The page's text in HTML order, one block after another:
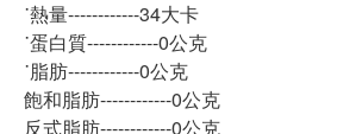
˙熱量------------34大卡
˙蛋白質------------0公克
˙脂肪------------0公克
飽和脂肪------------0公克
反式脂肪------------0公克